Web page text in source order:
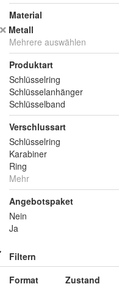
Material
Metall
Mehrere auswählen
Produktart
Schlüsselring
Schlüsselanhänger
Schlüsselband
Verschlussart
Schlüsselring
Karabiner
Ring
Mehr
Angebotspaket
Nein
Ja
Filtern
Format
Zustand